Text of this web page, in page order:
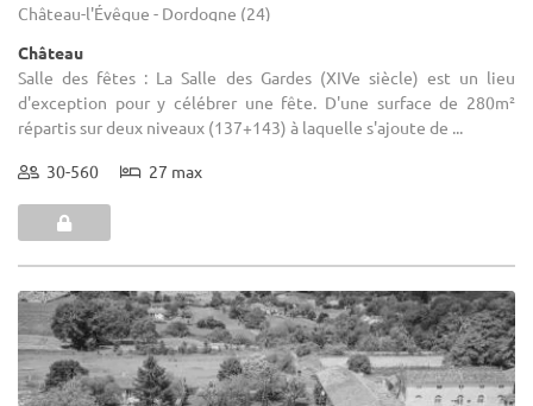
Château-l'Évêque - Dordogne (24)
Château
Salle des fêtes : La Salle des Gardes (XIVe siècle) est un lieu
d'exception pour y célébrer une fête. D'une surface de 280m²
répartis sur deux niveaux (137+143) à laquelle s'ajoute de ...
30-560 27 max